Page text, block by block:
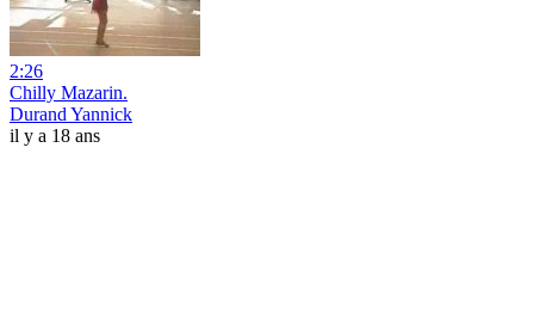
2:26
Chilly Mazarin.
Durand Yannick
il y a 18 ans